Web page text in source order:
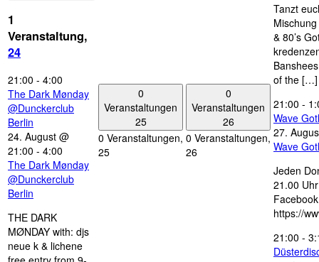
1
Veranstaltung,
24
21:00 - 4:00
The Dark Mønday
@Dunckerclub
Berlin
24. August @
21:00 - 4:00
The Dark Mønday
@Dunckerclub
Berlin
THE DARK
MØNDAY with: djs
neue k & lichene
0
Veranstaltungen
25
0 Veranstaltungen,
25
0
Veranstaltungen
26
0 Veranstaltungen,
26
Tanzt
& 80’s
of the […]
21:00 -
Wave
27.
Wave
Jeden
21.00
https://
21:00 -